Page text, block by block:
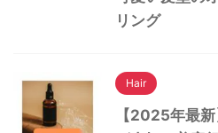
リング
Hair
【2025年最